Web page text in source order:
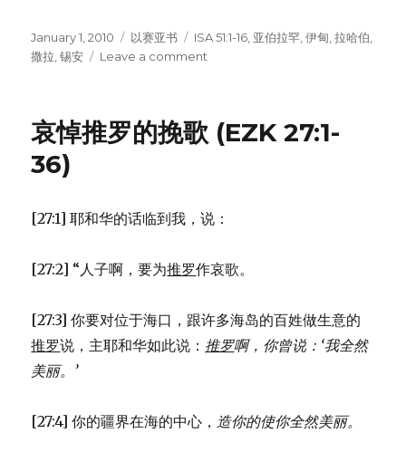
Posted
on
January 1, 2010 Categories
以赛亚书 Tags
ISA 51:1-16 亚伯拉罕 ,伊甸 ,拉哈伯
撒拉 ,锡安 Leave a comment
安
16)
哀悼推罗的挽歌 (EZK 27:1-
36)
[27:1] 耶和华的话临到我，说：
[27:2] “人子啊，要为推罗作哀歌。
[27:3] 你要对位于海口，跟许多海岛的百姓做生意的
推罗说，主耶和华如此说： 推罗啊，你曾说： ‘我全然
美丽。’
[27:4] 你的疆界在海的中心， 造你的使你全然美丽。